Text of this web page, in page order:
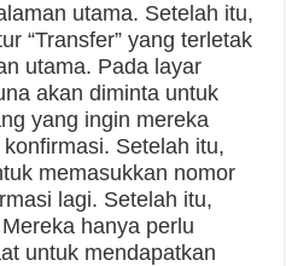
utama. Setelah itu,
“Transfer” yang terletak
utama. Pada layar
akan diminta untuk
yang ingin mereka
Setelah itu,
memasukkan nomor
lagi. Setelah itu,
hanya perlu
untuk mendapatkan